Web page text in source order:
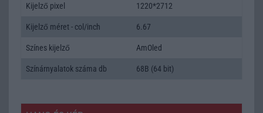
Kijelző pixel 1220*2712
Kijelző méret - col/inch 6.67
Színes kijelző AmOled
Színárnyalatok száma db 68B (64 bit)